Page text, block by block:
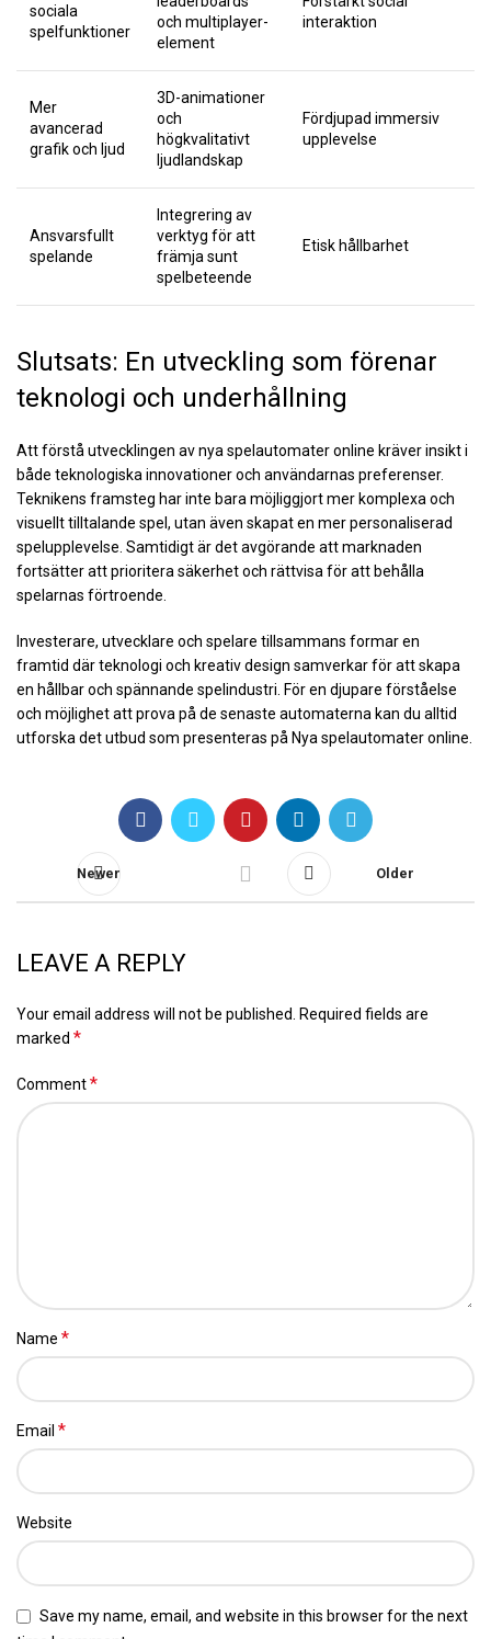
sociala
spelfunktioner
och multiplayer-
element
interaktion
Mer
avancerad
grafik och ljud
3D-animationer
och
högkvalitativt
ljudlandskap
Fördjupad immersiv
upplevelse
Ansvarsfullt
spelande
Integrering av
verktyg för att
främja sunt
spelbeteende
Etisk hållbarhet
Slutsats: En utveckling som förenar
teknologi och underhållning
Att förstå utvecklingen av nya spelautomater online kräver insikt i
både teknologiska innovationer och användarnas preferenser.
Teknikens framsteg har inte bara möjliggjort mer komplexa och
visuellt tilltalande spel, utan även skapat en mer personaliserad
spelupplevelse. Samtidigt är det avgörande att marknaden
fortsätter att prioritera säkerhet och rättvisa för att behålla
spelarnas förtroende.
Investerare, utvecklare och spelare tillsammans formar en
framtid där teknologi och kreativ design samverkar för att skapa
en hållbar och spännande spelindustri. För en djupare förståelse
och möjlighet att prova på de senaste automaterna kan du alltid
utforska det utbud som presenteras på Nya spelautomater online.
Newer Older
LEAVE A REPLY
Your email address will not be published.
Required fields are
marked *
Comment*
Name *
Email *
Website
Save my name, email, and website in this browser for the next